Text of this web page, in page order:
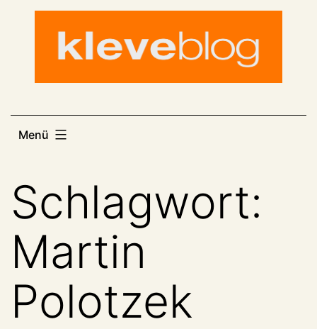
Menü
Schlagwort:
Martin
Polotzek